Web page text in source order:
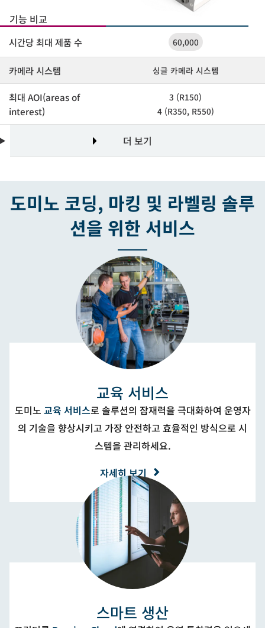
기능 비교
시간당 최대 제품 수 60,000
카메라 시스템 싱글 카메라 시스템
최대 AOI(areas of
interest)
3 (R150)
4 (R350, R550)
더 보기
도미노 코딩, 마킹 및 라벨링 솔루
션을 위한 서비스
교육 서비스
도미노 교육 서비스로 솔루션의 잠재력을 극대화하여 운영자
의 기술을 향상시키고 가장 안전하고 효율적인 방식으로 시
스템을 관리하세요.
자세히 보기
스마트 생산